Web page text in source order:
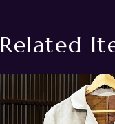
Related